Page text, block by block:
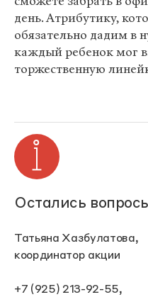
день. Атрибутику,
обязательно дадим в
каждый ребенок мог
торжественную
Остались
Татьяна Хазбулатова,
координатор акции
+7 (925) 213-92-55,